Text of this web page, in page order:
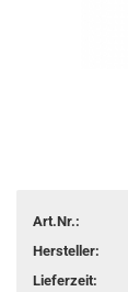
Art.Nr.:
Hersteller:
Lieferzeit: